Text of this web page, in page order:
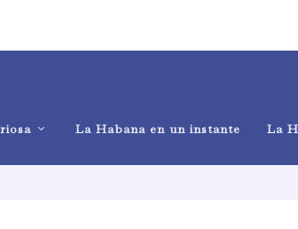
La Habana en un instante La